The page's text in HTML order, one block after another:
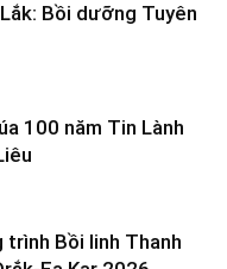
Bồi dưỡng Tuyên
100 năm Tin Lành
trình Bồi linh Thanh